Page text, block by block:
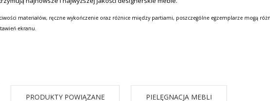
materiałów, ręczne wykończenie oraz różnice między partiami, poszczególne egzemplarze mogą
ekranu.
PRODUKTY POWIĄZANE PIELĘGNACJA MEBLI